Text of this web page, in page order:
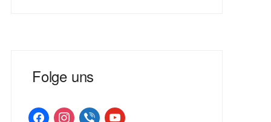
Folge uns
facebookinstagramviber youtube